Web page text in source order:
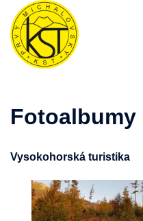
Preskočiť
obsah
Fotoalbumy
Vysokohorská turistika